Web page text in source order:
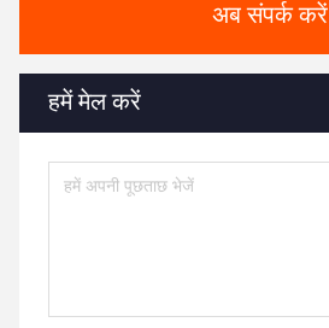
अब संपर्क करें
हमें मेल करें